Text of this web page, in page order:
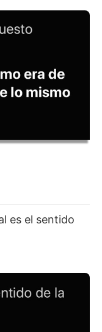
es el sentido